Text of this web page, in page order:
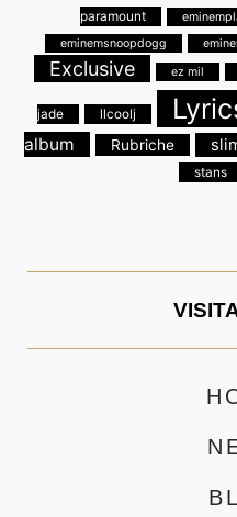
paramount
eminemsnoopdogg
Exclusive ez mil
jade llcoolj
album
Rubriche
stans